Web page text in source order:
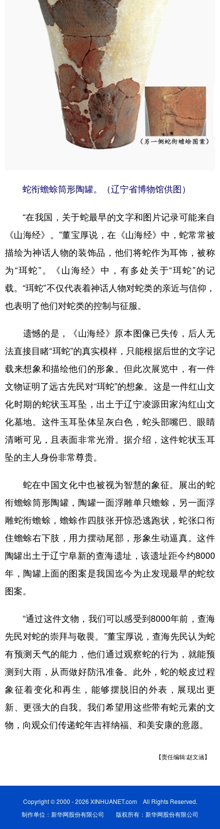
甘肃 青海
内蒙古 黑龙江
Español Français عربى
Русский язык 日本語 한국어
Português
蛇衔蟾蜍筒形陶罐。（辽宁省博物馆供图）
“在我国，关于蛇最早的文字和图片记录可能来自
《山海经》。”董宝厚说，在《山海经》中，蛇常常被
描绘为神话人物的装饰品，他们将蛇作为耳饰，被称
为“珥蛇”。《山海经》中，有多处关于“珥蛇”的记
载。“珥蛇”不仅代表着神话人物对蛇类的亲近与信仰，
也表明了他们对蛇类的控制与征服。
遗憾的是，《山海经》原本图像已失传，后人无
法直接目睹“珥蛇”的真实模样，只能根据后世的文字记
载来想象和描绘他们的形象。但此次展览中，有一件
文物证明了远古先民对“珥蛇”的想象。这是一件红山文
化时期的蛇状玉耳坠，出土于辽宁凌源田家沟红山文
化墓地。这件玉耳坠体呈灰白色，蛇头部嘴巴、眼睛
清晰可见，且表面非常光滑。据介绍，这件蛇状玉耳
坠的主人身份非常尊贵。
蛇在中国文化中也被视为智慧的象征。展出的蛇
衔蟾蜍筒形陶罐，陶罐一面浮雕单只蟾蜍，另一面浮
雕蛇衔蟾蜍，蟾蜍作四肢张开惊恐逃跑状，蛇张口衔
住蟾蜍右下肢，用力摆动尾部，形象生动逼真。这件
陶罐出土于辽宁阜新的查海遗址，该遗址距今约8000
年，陶罐上面的图案是我国迄今为止发现最早的蛇纹
图案。
“通过这件文物，我们可以感受到8000年前，查海
先民对蛇的崇拜与敬畏。”董宝厚说，查海先民认为蛇
有预测天气的能力，他们通过观察蛇的行为，就能预
测到大雨，从而做好防汛准备。此外，蛇的蜕皮过程
象征着变化和再生，能够摆脱旧的外表，展现出更
新、更强大的自我。我们希望用这些带有蛇元素的文
物，向观众们传递蛇年吉祥纳福、和美安康的意愿。
【责任编辑:赵文涵】
Copyright © 2000 - 2026 XINHUANET.com All Rights Reserved.
制作单位：新华网股份有限公司 版权所有：新华网股份有限公司